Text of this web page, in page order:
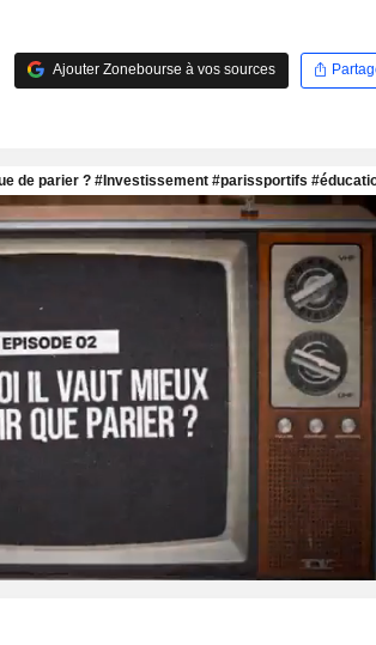
Ajouter Zonebourse à vos sources